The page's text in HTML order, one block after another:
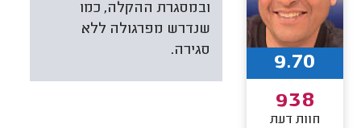
ובמסגרת ההקלה, כמו
שנדרש מפרגולה ללא
סגירה.
9.70
938
חוות דעת